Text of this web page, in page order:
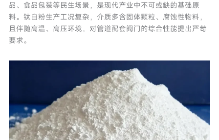
品、食品包装等民生场景，是现代产业中不可或缺的基础原
料。钛白粉生产工况复杂，介质多含固体颗粒、腐蚀性物料，
且伴随高温、高压环境，对管道配套阀门的综合性能提出严苛
要求。